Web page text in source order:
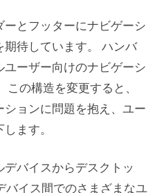
とフッターにナビゲーシ
期待しています。 ハンバ
ーザー向けのナビゲーシ
この構造を変更すると、
ョンに問題を抱え、ユー
ます。
バイスからデスクトッ
バイス間でのさまざまなユ